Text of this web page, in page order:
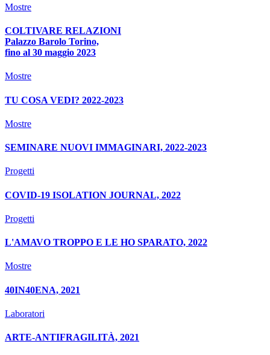
Mostre
COLTIVARE RELAZIONI
Palazzo Barolo Torino,
fino al 30 maggio 2023
Mostre
TU COSA VEDI? 2022-2023
Mostre
SEMINARE NUOVI IMMAGINARI, 2022-2023
Progetti
COVID-19 ISOLATION JOURNAL, 2022
Progetti
L'AMAVO TROPPO E LE HO SPARATO, 2022
Mostre
40IN40ENA, 2021
Laboratori
ARTE-ANTIFRAGILITÀ, 2021